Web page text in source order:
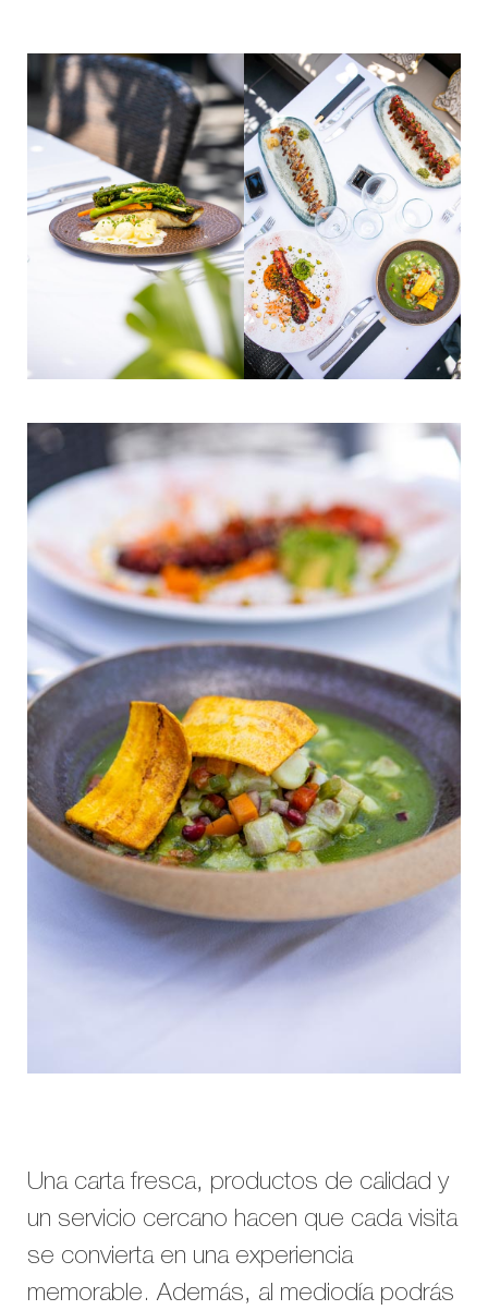
Una carta fresca, productos de calidad y
un servicio cercano hacen que cada visita
se convierta en una experiencia
memorable. Además, al mediodía podrás